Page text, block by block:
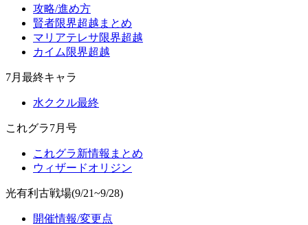
攻略/進め方
賢者限界超越まとめ
マリアテレサ限界超越
カイム限界超越
7月最終キャラ
水ククル最終
これグラ7月号
これグラ新情報まとめ
ウィザードオリジン
光有利古戦場(9/21~9/28)
開催情報/変更点